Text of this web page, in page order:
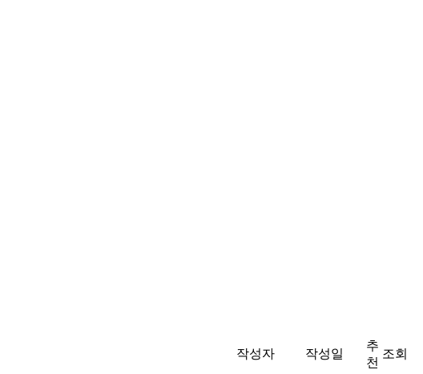
작성자 작성일
추
천
조회